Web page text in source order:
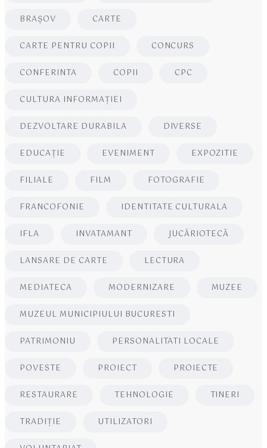
BRAŞOV CARTE
CARTE PENTRU COPII CONCURS
CONFERINTA COPII CPC
CULTURA INFORMAŢIEI
DEZVOLTARE DURABILA DIVERSE
EDUCAŢIE EVENIMENT EXPOZITIE
FILIALE FILM FOTOGRAFIE
FRANCOFONIE IDENTITATE CULTURALA
IFLA INVATAMANT JUCĂRIOTECĂ
LANSARE DE CARTE LECTURA
MEDIATECA MODERNIZARE MUZEE
MUZEUL MUNICIPIULUI BUCURESTI
PATRIMONIU PERSONALITATI LOCALE
POVESTE PROIECT PROIECTE
RESTAURARE TEHNOLOGIE TINERI
TRADIȚIE UTILIZATORI